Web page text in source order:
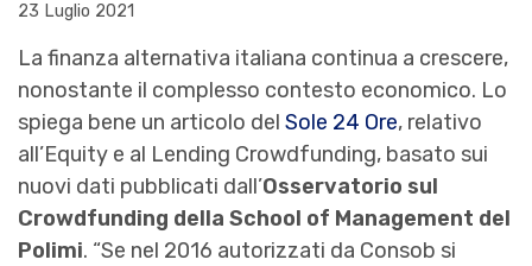
23 Luglio 2021
La finanza alternativa italiana continua a crescere,
nonostante il complesso contesto economico. Lo
spiega bene un articolo del Sole 24 Ore, relativo
all’Equity e al Lending Crowdfunding, basato sui
nuovi dati pubblicati dall’Osservatorio sul
Crowdfunding della School of Management del
Polimi. “Se nel 2016 autorizzati da Consob si